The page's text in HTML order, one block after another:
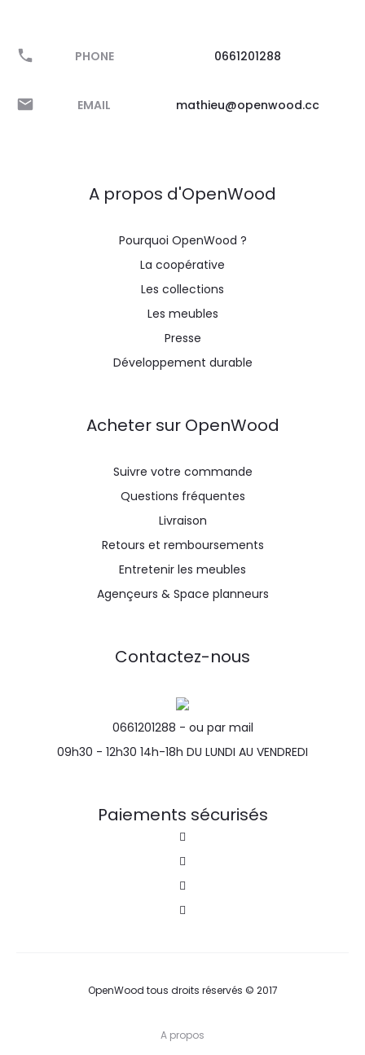
PHONE 0661201288
EMAIL mathieu@openwood.cc
A propos d'OpenWood
Pourquoi OpenWood ?
La coopérative
Les collections
Les meubles
Presse
Développement durable
Acheter sur OpenWood
Suivre votre commande
Questions fréquentes
Livraison
Retours et remboursements
Entretenir les meubles
Agençeurs & Space planneurs
Contactez-nous
0661201288 - ou par mail
09h30 - 12h30 14h-18h DU LUNDI AU VENDREDI
Paiements sécurisés
OpenWood tous droits réservés © 2017
A propos